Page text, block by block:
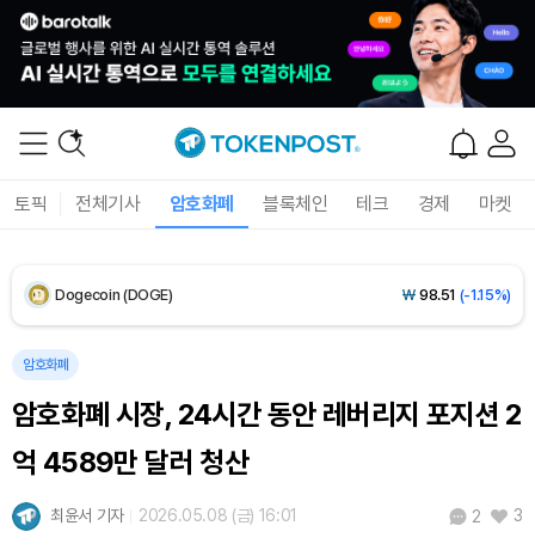
토픽 전체기사 암호화폐 블록체인 테크 경제 마켓
Solana (SOL) ₩ 104,330(-1.16%)
Bitcoin (BTC) 91,999,696(+0.16%)
암호화폐
암호화폐 시장, 24시간 동안 레버리지 포지션 2
억 4589만 달러 청산
최윤서 기자 2026.05.08 (금) 16:01 2 3